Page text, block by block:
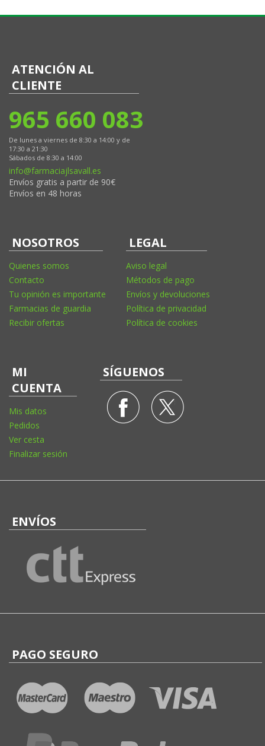
ATENCIÓN AL
CLIENTE
965 660 083
De lunes a viernes de 8:30 a 14:00 y de
17:30 a 21:30
Sábados de 8:30 a 14:00
info@farmaciajlsavall.es
Envíos gratis a partir de 90€
Envíos en 48 horas
NOSOTROS
Quienes somos
Contacto
Tu opinión es importante
Farmacias de guardia
Recibir ofertas
LEGAL
Aviso legal
Métodos de pago
Envíos y devoluciones
Política de privacidad
Política de cookies
MI
CUENTA
Mis datos
Pedidos
Ver cesta
Finalizar sesión
SÍGUENOS
ENVÍOS
PAGO SEGURO